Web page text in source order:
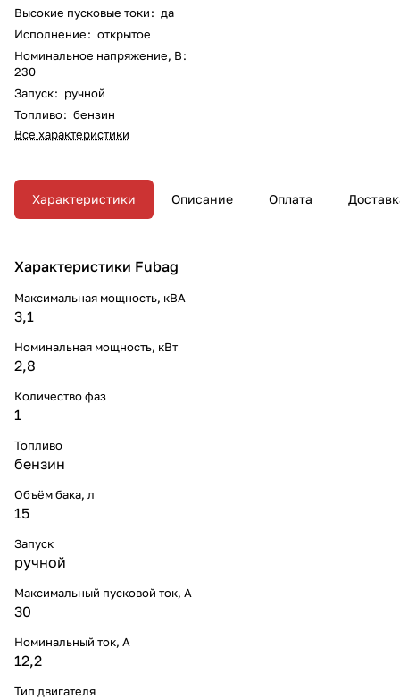
Высокие пусковые токи: да
Исполнение: открытое
Номинальное напряжение, В:
230
Запуск: ручной
Топливо: бензин
Все характеристики
Характеристики Описание Оплата
Характеристики Fubag
Максимальная мощность, кВА
3,1
Номинальная мощность, кВт
2,8
Количество фаз
1
Топливо
бензин
Объём бака, л
15
Запуск
ручной
Максимальный пусковой ток, А
30
Номинальный ток, A
12,2
Тип двигателя